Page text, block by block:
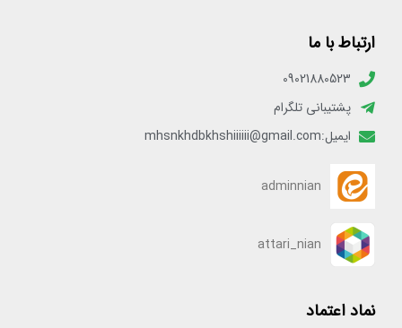
ارتباط با ما
09021880523
پشتیبانی تلگرام
ایمیل:mhsnkhdbkhshiiiiii@gmail.com
adminnian
attari_nian
نماد اعتماد